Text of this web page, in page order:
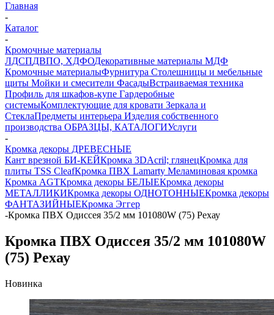
Главная
-
Каталог
-
Кромочные материалы
ЛДСПДВПО, ХДФОДекоративные материалы МДФ
Кромочные материалыФурнитура Столешницы и мебельные
щиты Мойки и смесители ФасадыВстраиваемая техника
Профиль для шкафов-купе Гардеробные
системыКомплектующие для кровати Зеркала и
СтеклаПредметы интерьера Изделия собственного
производства ОБРАЗЦЫ, КАТАЛОГИУслуги
-
Кромка декоры ДРЕВЕСНЫЕ
Кант врезной БИ-КЕЙКромка 3DАcril; глянецКромка для
плиты TSS CleafКромка ПВХ Lamarty Меламиновая кромка
Кромка AGTКромка декоры БЕЛЫЕКромка декоры
МЕТАЛЛИКИКромка декоры ОДНОТОННЫЕКромка декоры
ФАНТАЗИЙНЫЕКромка Эггер
-Кромка ПВХ Одиссея 35/2 мм 101080W (75) Рехау
Кромка ПВХ Одиссея 35/2 мм 101080W
(75) Рехау
Новинка